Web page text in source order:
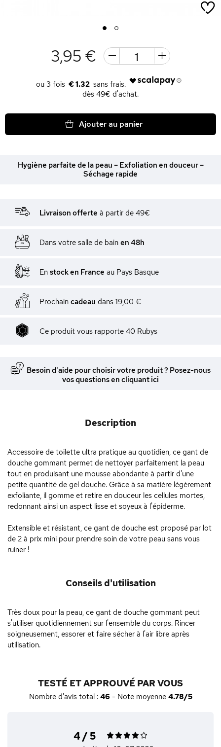
1 2
3,95 €
€ 1.32
dès 49€ d'achat.
Ajouter au panier
Hygiène parfaite de la peau – Exfoliation en douceur –
Séchage rapide
Livraison offerte à partir de 49€
Dans votre salle de bain en 48h
En stock en France au Pays Basque
Prochain cadeau dans 19,00 €
Ce produit vous rapporte 40 Rubys
Besoin d'aide pour choisir votre produit ? Posez-nous
vos questions en cliquant ici
Description
Accessoire de toilette ultra pratique au quotidien, ce gant de
douche gommant permet de nettoyer parfaitement la peau
tout en produisant une mousse abondante à partir d'une
petite quantité de gel douche. Grâce à sa matière légèrement
exfoliante, il gomme et retire en douceur les cellules mortes,
redonnant ainsi un aspect lisse et soyeux à l'épiderme.
Extensible et résistant, ce gant de douche est proposé par lot
de 2 à prix mini pour prendre soin de votre peau sans vous
ruiner !
Conseils d'utilisation
Très doux pour la peau, ce gant de douche gommant peut
s'utiliser quotidiennement sur l'ensemble du corps. Rincer
soigneusement, essorer et faire sécher à l'air libre après
utilisation.
TESTÉ ET APPROUVÉ PAR VOUS
Nombre d'avis total : 46- Note moyenne 4.78/5
4 / 5